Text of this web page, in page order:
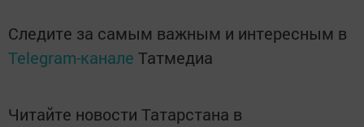
Следите за самым важным и интересным в
Telegram-канале Татмедиа
Читайте новости Татарстана в